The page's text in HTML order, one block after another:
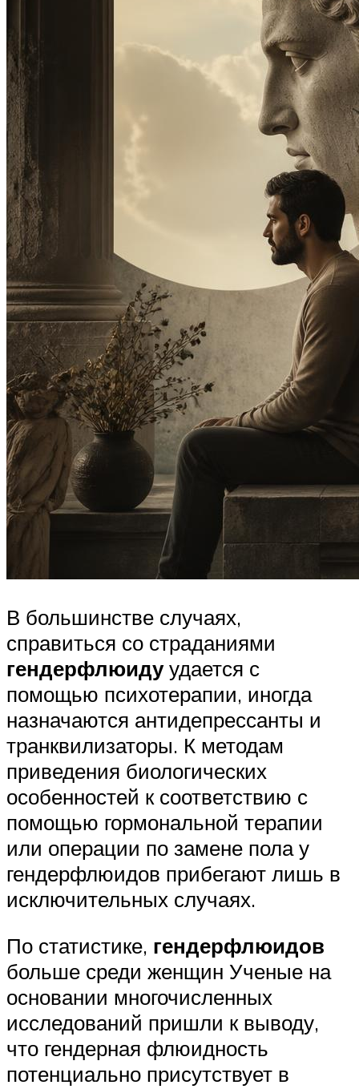
В большинстве случаях,
справиться со страданиями
гендерфлюидуудается с
помощью психотерапии, иногда
назначаются антидепрессанты и
транквилизаторы. К методам
приведения биологических
особенностей к соответствию с
помощью гормональной терапии
или операции по замене пола у
гендерфлюидов прибегают лишь в
исключительных случаях.
По статистике, гендерфлюидов
больше среди женщин Ученые на
основании многочисленных
исследований пришли к выводу,
что гендерная флюидность
потенциально присутствует в